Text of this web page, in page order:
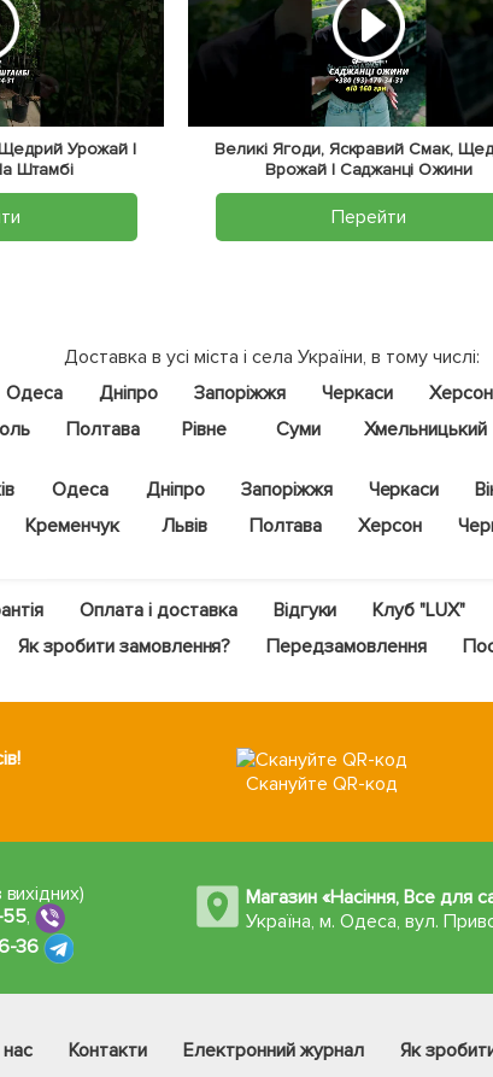
Урожай |
Штамбі
Великі Ягоди, Яскравий Смак,
Врожай | Саджанці Ожини
Перейти
Доставка в усі міста і села України, в тому числі:
Одеса Дніпро Запоріжжя Черкаси Херсон
Полтава Рівне Суми Хмельницький
Одеса Дніпро Запоріжжя Черкаси
Кременчук Львів Полтава Херсон
Оплата і доставка Відгуки Клуб "LUX"
Як зробити замовлення? Передзамовлення
Скануйте QR-код
55,
36
Магазин «Насіння, Все для
Україна, м. Одеса, вул.
Контакти Електронний журнал Як